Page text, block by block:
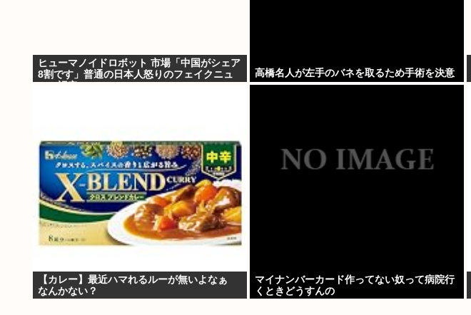
ヒューマノイドロボット 市場「中国がシェア
8割です」普通の日本人怒りのフェイクニュ
高橋名人が左手のバネを取るため手術を決意
【カレー】最近ハマれるルーが無いよなぁ
なんかない？
マイナンバーカード作ってない奴って病院行
くときどうすんの